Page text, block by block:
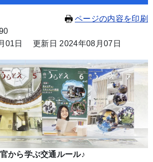
ページの内容を印刷
01日
更新日 2024年08月07日
から学ぶ交通ルール♪